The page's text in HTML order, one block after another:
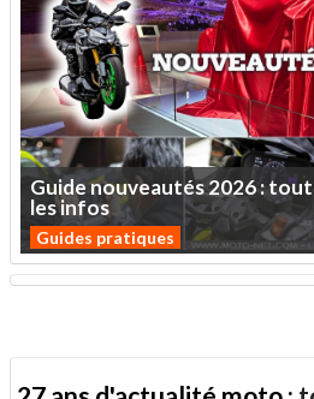
Guidenouveautés2026:
lesinfos
Guides pratiques